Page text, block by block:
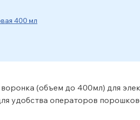
воронка (объем до 400мл) для
удобства операторов